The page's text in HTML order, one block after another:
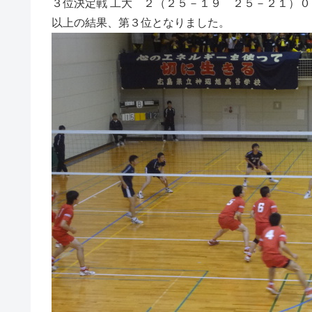
３位決定戦 工大 ２（２５－１９ ２５－２１）
以上の結果、第３位となりました。